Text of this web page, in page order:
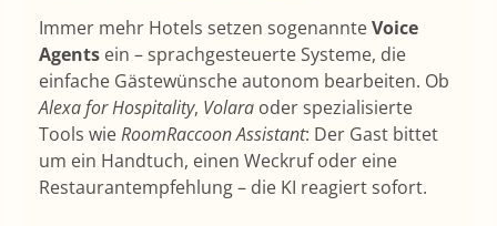
Immer mehr Hotels setzen sogenannteVoice
Agents ein – sprachgesteuerte Systeme, die
einfache Gästewünsche autonom bearbeiten. Ob
Alexa for Hospitality, Volara oder spezialisierte
Tools wieRoomRaccoon Assistant: Der Gast bittet
um ein Handtuch, einen Weckruf oder eine
Restaurantempfehlung – die KI reagiert sofort.